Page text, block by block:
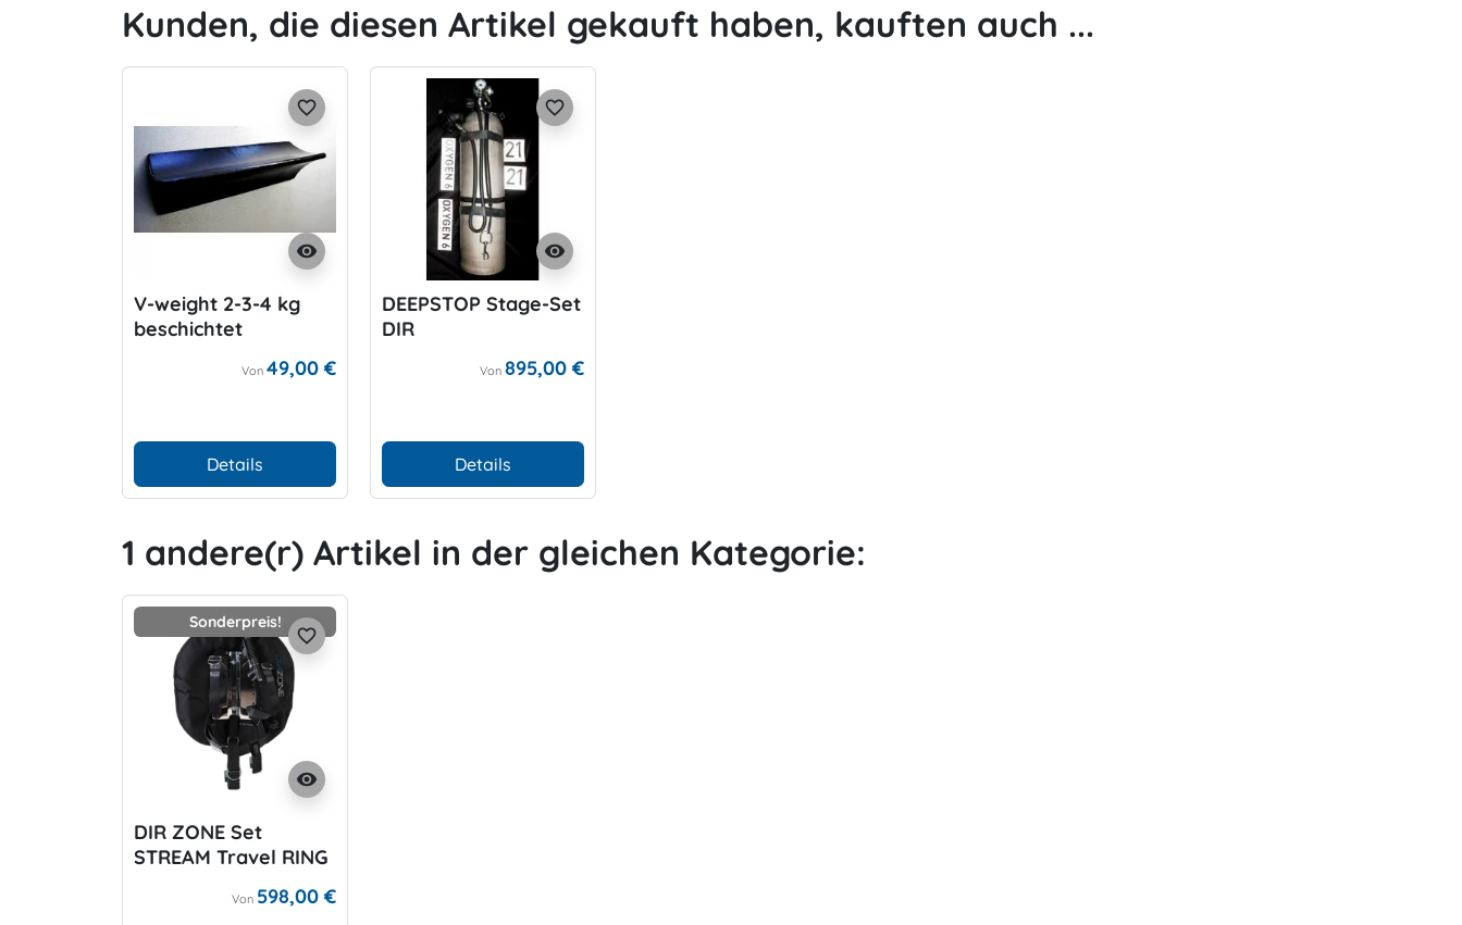
Kunden, die diesen Artikel gekauft haben, kauften auch ...
visibility
favorite_border
V-weight 2-3-4 kg
beschichtet
Von 49,00 €
Details
visibility
favorite_border
DEEPSTOP Stage-Set
DIR
Von 895,00 €
Details
1 andere(r) Artikel in der gleichen Kategorie:
Sonderpreis!
visibility
favorite_border
DIR ZONE Set
STREAM Travel RING
Von 598,00 €